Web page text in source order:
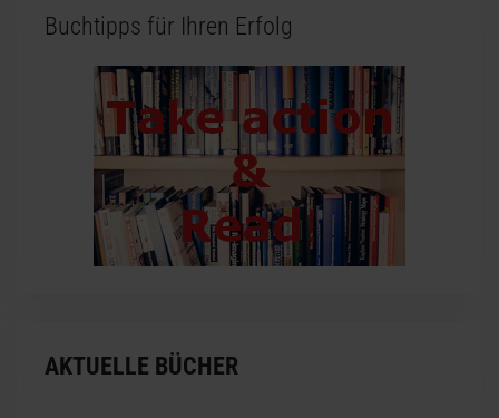
Buchtipps für Ihren Erfolg
AKTUELLE BÜCHER